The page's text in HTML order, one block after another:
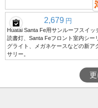
2,679 円
Huatai Santa Fe用サンルーフスイッ
読書灯、Santa Feフロント室内シー
グライト、メガネケースなどの新ア
サリー。